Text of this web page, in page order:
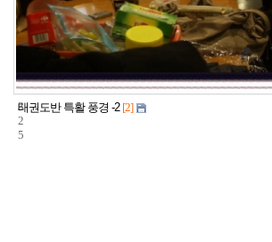
3
2
5
태권도반 특활 풍경 -2 [2]